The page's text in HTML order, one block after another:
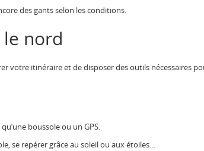
des gants selon les conditions.
nord
votre itinéraire et de disposer des outils nécessaires
boussole ou un GPS.
se repérer grâce au soleil ou aux étoiles…